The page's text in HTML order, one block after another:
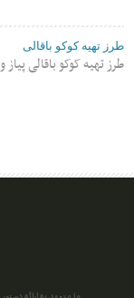
طرز تهیه کوکو باقالی
طرز تهیه کوکو باقالی